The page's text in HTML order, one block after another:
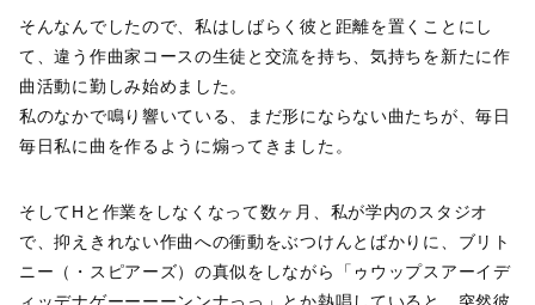
そんなんでしたので、私はしばらく彼と距離を置くことにし
て、違う作曲家コースの生徒と交流を持ち、気持ちを新たに作
曲活動に勤しみ始めました。
私のなかで鳴り響いている、まだ形にならない曲たちが、毎日
毎日私に曲を作るように煽ってきました。
そしてHと作業をしなくなって数ヶ月、私が学内のスタジオ
で、抑えきれない作曲への衝動をぶつけんとばかりに、ブリト
ニー（・スピアーズ）の真似をしながら「ゥウップスアーイデ
ィッデナゲーーーーンンナっっ」とか熱唱していると、突然彼